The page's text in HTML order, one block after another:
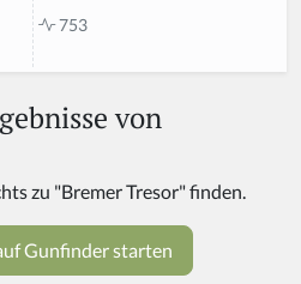
753
von